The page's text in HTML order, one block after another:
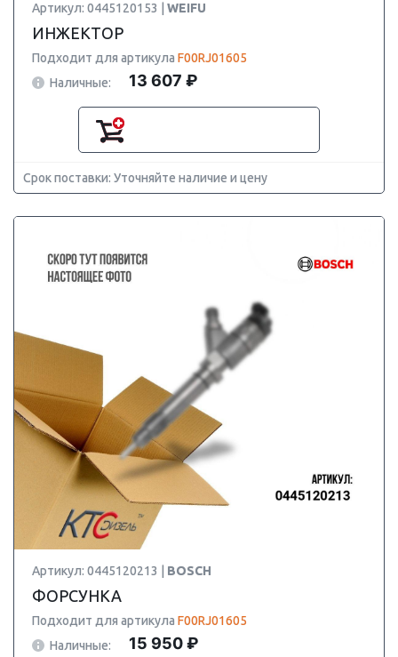
Артикул: 0445120153 | WEIFU
ИНЖЕКТОР
Подходит для артикула F00RJ01605
Наличные:
13 607 ₽
Срок поставки: Уточняйте наличие и цену
Артикул: 0445120213 | BOSCH
ФОРСУНКА
Подходит для артикула F00RJ01605
Наличные:
15 950 ₽